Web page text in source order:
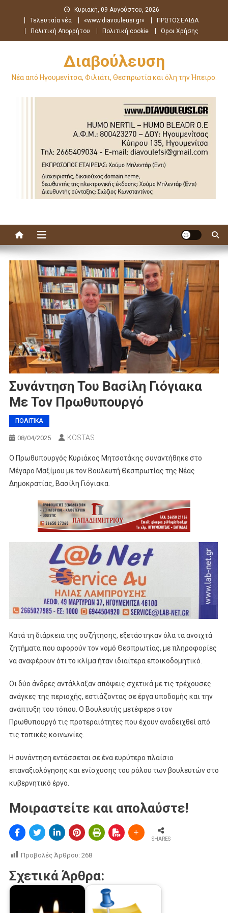
περιεχόμενο
Κυριακή, 09 Αυγούστου, 2026
Τελευταία νέα
«www.diavouleusi.gr»
ΠΡΩΤΟΣΕΛΙΔΑ
Πολιτική Απορρήτου
Πολιτική cookie Όροι Χρήσης
Διαβούλευση
Νέα από Ηγουμενίτσα, Φιλιάτι, Θεσπρωτία και όλη την Ήπειρο.
Συνάντηση Του Βασίλη Γιόγιακα
Με Τον Πρωθυπουργό
ΠΟΛΙΤΙΚΑ
08/04/2025 KOSTAS
Ο Πρωθυπουργός Κυριάκος Μητσοτάκης συναντήθηκε στο
Μέγαρο Μαξίμου με τον Βουλευτή Θεσπρωτίας της Νέας
Δημοκρατίας, Βασίλη Γιόγιακα.
Κατά τη διάρκεια της συζήτησης, εξετάστηκαν όλα τα ανοιχτά
ζητήματα που αφορούν τον νομό Θεσπρωτίας, με πληροφορίες
να αναφέρουν ότι το κλίμα ήταν ιδιαίτερα εποικοδομητικό.
Οι δύο άνδρες αντάλλαξαν απόψεις σχετικά με τις τρέχουσες
ανάγκες της περιοχής, εστιάζοντας σε έργα υποδομής και την
ανάπτυξη του τόπου. Ο Βουλευτής μετέφερε στον
Πρωθυπουργό τις προτεραιότητες που έχουν αναδειχθεί από
τις τοπικές κοινωνίες.
H συνάντηση εντάσσεται σε ένα ευρύτερο πλαίσιο
επαναξιολόγησης και ενίσχυσης του ρόλου των βουλευτών στο
κυβερνητικό έργο.
Μοιραστείτε και απολαύστε!
SHARES
Προβολές Άρθρου: 268
Σχετικά Άρθρα: